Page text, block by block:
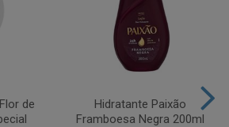
de
Hidratante Paixão
Framboesa Negra 200ml